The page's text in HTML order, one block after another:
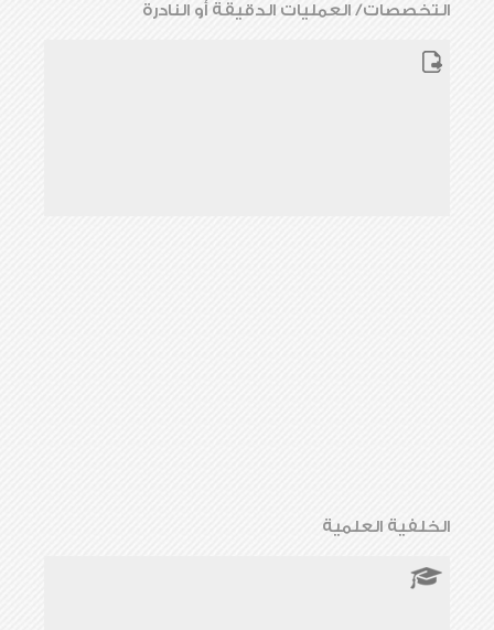
التخصصات/ العمليات الدقيقة أو النادرة
الخلفية العلمية